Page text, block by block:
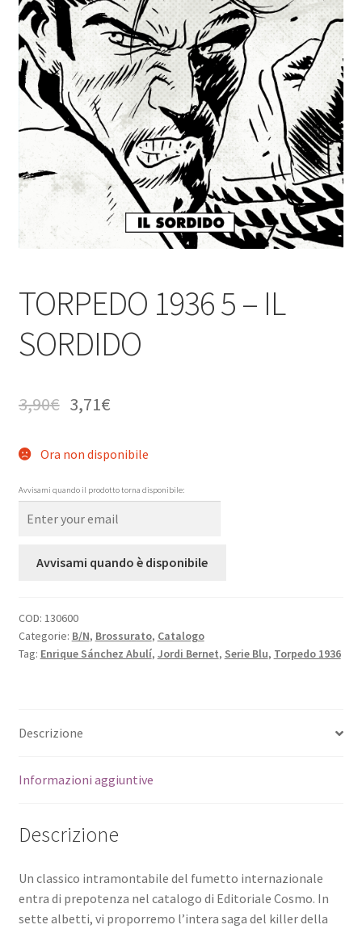
TORPEDO 1936 5 – IL
SORDIDO
3,90€ 3,71€
Ora non disponibile
Avvisami quando il prodotto torna disponibile:
Avvisami quando è disponibile
COD: 130600
Categorie: B/N, Brossurato, Catalogo
Tag: Enrique Sánchez Abulí, Jordi Bernet, Serie Blu, Torpedo 1936
Descrizione
Informazioni aggiuntive
Descrizione
Un classico intramontabile del fumetto internazionale
entra di prepotenza nel catalogo di Editoriale Cosmo. In
sette albetti, vi proporremo l’intera saga del killer della